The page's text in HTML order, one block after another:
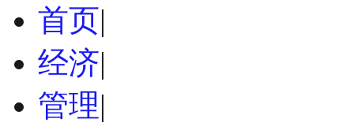
首页|
经济|
管理|